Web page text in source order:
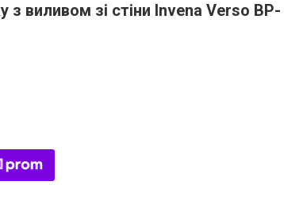
виливом зі стіни Invena Verso BP-